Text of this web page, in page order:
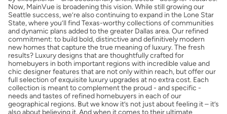
Seguro de propietarios
Obtener ofertas por mi casa
Now, MainVue is broadening this vision. While still growing our
Seattle success, we’re also continuing to expand in the Lone Star
State, where you’ll find Texas-worthy collections of communities
and dynamic plans added to the greater Dallas area. Our refined
commitment: to build bold, distinctive and definitively modern
new homes that capture the true meaning of luxury. The fresh
results? Luxury designs that are thoughtfully crafted for
homebuyers in both important regions with incredible value and
chic designer features that are not only within reach, but offer our
full selection of exquisite luxury upgrades at no extra cost. Each
collection is meant to complement the proud - and specific -
needs and tastes of refined homebuyers in each of our
geographical regions. But we know it’s not just about feeling it – it’s
also about believing it. And when it comes to their ultimate